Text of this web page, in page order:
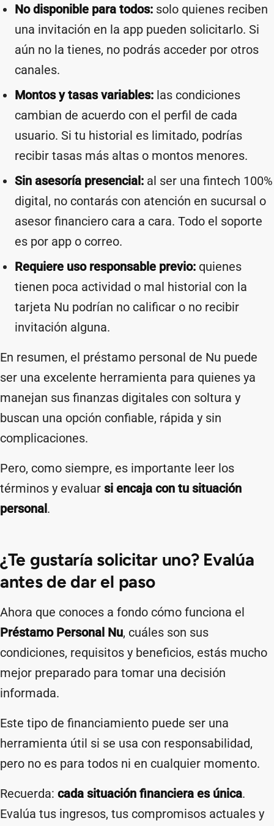
No disponible para todos: solo quienes reciben
una invitación en la app pueden solicitarlo. Si
aún no la tienes, no podrás acceder por otros
canales.
Montos y tasas variables: las condiciones
cambian de acuerdo con el perfil de cada
usuario. Si tu historial es limitado, podrías
recibir tasas más altas o montos menores.
Sin asesoría presencial: al ser una fintech 100%
digital, no contarás con atención en sucursal o
asesor financiero cara a cara. Todo el soporte
es por app o correo.
Requiere uso responsable previo: quienes
tienen poca actividad o mal historial con la
tarjeta Nu podrían no calificar o no recibir
invitación alguna.
En resumen, el préstamo personal de Nu puede
ser una excelente herramienta para quienes ya
manejan sus finanzas digitales con soltura y
buscan una opción confiable, rápida y sin
complicaciones.
Pero, como siempre, es importante leer los
términos y evaluar si encaja con tu situación
personal.
¿Te gustaría solicitar uno? Evalúa
antes de dar el paso
Ahora que conoces a fondo cómo funciona el
Préstamo Personal Nu, cuáles son sus
condiciones, requisitos y beneficios, estás mucho
mejor preparado para tomar una decisión
informada.
Este tipo de financiamiento puede ser una
herramienta útil si se usa con responsabilidad,
pero no es para todos ni en cualquier momento.
Recuerda: cada situación financiera es única.
Evalúa tus ingresos, tus compromisos actuales y